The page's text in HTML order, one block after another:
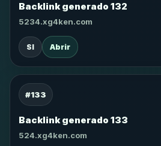
Backlink generado 132
5234.xg4ken.com
SI Abrir
#133
Backlink generado 133
524.xg4ken.com